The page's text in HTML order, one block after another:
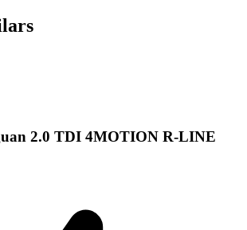
2.0 TDI 4MOTION R-LINE